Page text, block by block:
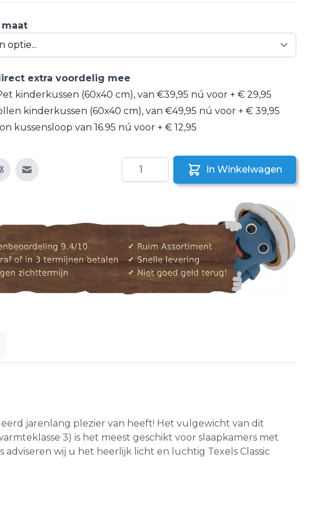
extra voordelig mee
kinderkussen (60x40 cm), van €39,95 nú voor + € 29,95
kinderkussen (60x40 cm), van €49,95 nú voor + € 39,95
kussensloop van 16.95 nú voor + € 12,95
E-mail naar een vriend
Aantal
In Winkelwagen
jarenlang plezier van heeft! Het vulgewicht van dit
3) is het meest geschikt voor slaapkamers met
wij u het heerlijk licht en luchtig Texels Classic